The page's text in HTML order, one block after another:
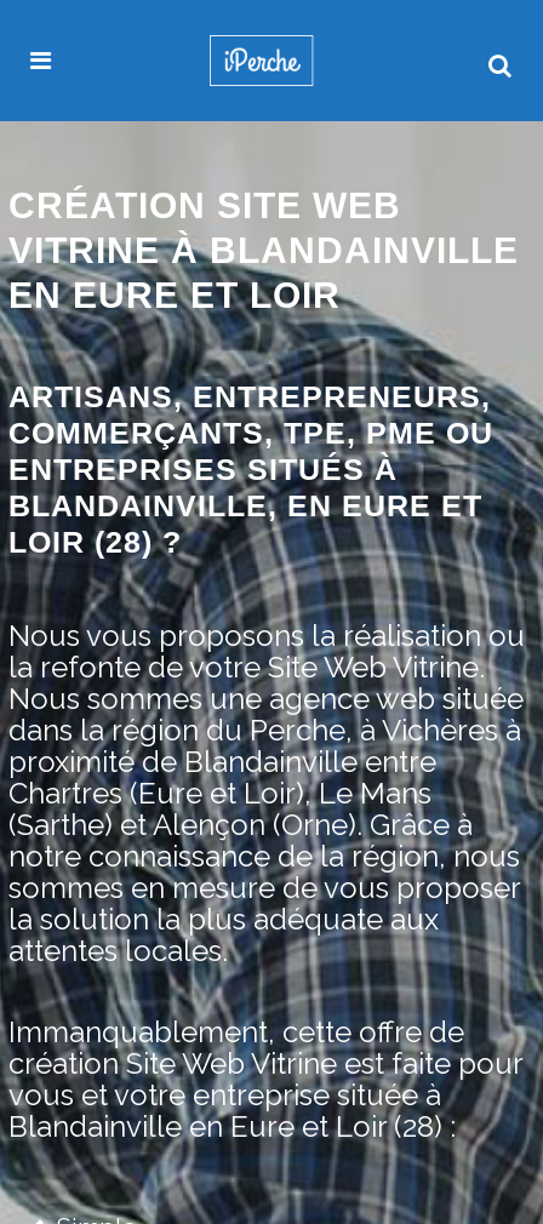
CRÉATION SITE WEB
VITRINE À BLANDAINVILLE
EN EURE ET LOIR
ARTISANS, ENTREPRENEURS,
COMMERÇANTS, TPE, PME OU
ENTREPRISES SITUÉS À
BLANDAINVILLE, EN EURE ET
LOIR (28) ?
Nous vous proposons la réalisation ou
la refonte de votre Site Web Vitrine.
Nous sommes une agence web située
dans la région du Perche, à Vichères à
proximité de Blandainville entre
Chartres (Eure et Loir), Le Mans
(Sarthe) et Alençon (Orne). Grâce à
notre connaissance de la région, nous
sommes en mesure de vous proposer
la solution la plus adéquate aux
attentes locales.
Immanquablement, cette offre de
création Site Web Vitrine est faite pour
vous et votre entreprise située à
Blandainville en Eure et Loir (28) :